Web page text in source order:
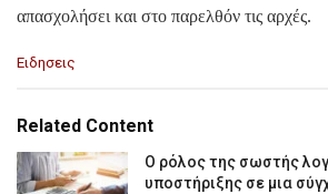
απασχολήσει και στο παρελθόν τις αρχές.
C
e
o
r
Ειδησεις
Related Content
Ο ρόλος της σωστής
υποστήριξης σε μια